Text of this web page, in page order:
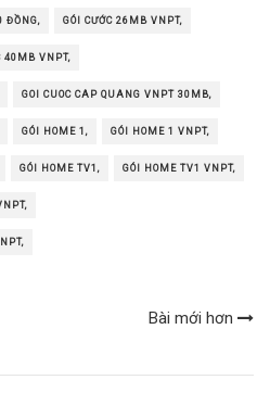
ĐỒNG, GÓI CƯỚC 26MB VNPT,
40MB VNPT,
GOI CUOC CAP QUANG VNPT 30MB,
GÓI HOME 1, GÓI HOME 1 VNPT,
GÓI HOME TV1, GÓI HOME TV1 VNPT,
Bài mới hơn